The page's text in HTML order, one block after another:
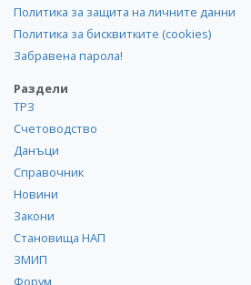
Политика за защита на личните данни
Политика за бисквитките (cookies)
Забравена парола!
Раздели
ТРЗ
Счетоводство
Данъци
Справочник
Новини
Закони
Становища НАП
ЗМИП
Форум